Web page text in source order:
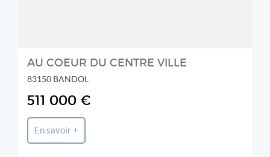
AU COEUR DU CENTRE VILLE
83150 BANDOL
511 000 €
En savoir +